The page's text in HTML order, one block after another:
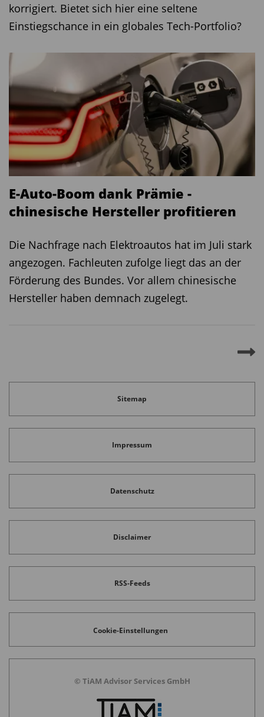
korrigiert. Bietet sich hier eine seltene
Einstiegschance in ein globales Tech-Portfolio?
E-Auto-Boom dank Prämie -
chinesische Hersteller profitieren
Die Nachfrage nach Elektroautos hat im Juli stark
angezogen. Fachleuten zufolge liegt das an der
Förderung des Bundes. Vor allem chinesische
Hersteller haben demnach zugelegt.
Sitemap
Impressum
Datenschutz
Disclaimer
RSS-Feeds
Cookie-Einstellungen
© TiAM Advisor Services GmbH